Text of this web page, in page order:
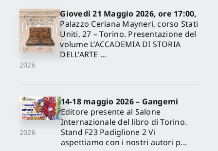
2026
Giovedì 21 Maggio 2026, ore 17:00,
Palazzo Ceriana Mayneri, corso Stati
Uniti, 27 – Torino. Presentazione del
volume L’ACCADEMIA DI STORIA
DELL’ARTE ...
2026
14-18 maggio 2026 – Gangemi
Editore presente al Salone
Internazionale del libro di Torino.
Stand F23 Padiglione 2 Vi
aspettiamo con i nostri autori p...